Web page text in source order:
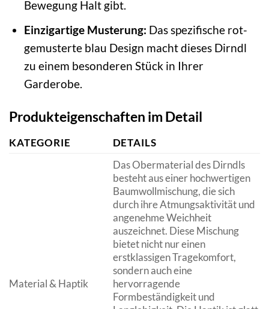
Bewegung Halt gibt.
Einzigartige Musterung: Das spezifische rot-
gemusterte blau Design macht dieses Dirndl
zu einem besonderen Stück in Ihrer
Garderobe.
Produkteigenschaften im Detail
KATEGORIE DETAILS
Material & Haptik
Das Obermaterial des Dirndls
besteht aus einer hochwertigen
Baumwollmischung, die sich
durch ihre Atmungsaktivität und
angenehme Weichheit
auszeichnet. Diese Mischung
bietet nicht nur einen
erstklassigen Tragekomfort,
sondern auch eine
hervorragende
Formbeständigkeit und